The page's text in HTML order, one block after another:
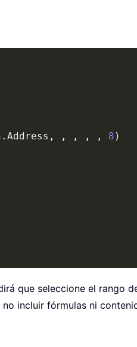
. Address , , , , , 8 )
que seleccione el rango
incluir fórmulas ni